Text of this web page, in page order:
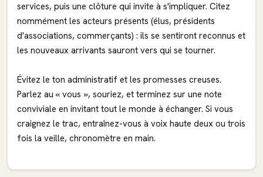
services, puis une clôture qui invite à s'impliquer. Citez
nommément les acteurs présents (élus, présidents
d'associations, commerçants) : ils se sentiront reconnus et
les nouveaux arrivants sauront vers qui se tourner.
Évitez le ton administratif et les promesses creuses.
Parlez au « vous », souriez, et terminez sur une note
conviviale en invitant tout le monde à échanger. Si vous
craignez le trac, entraînez-vous à voix haute deux ou trois
fois la veille, chronomètre en main.